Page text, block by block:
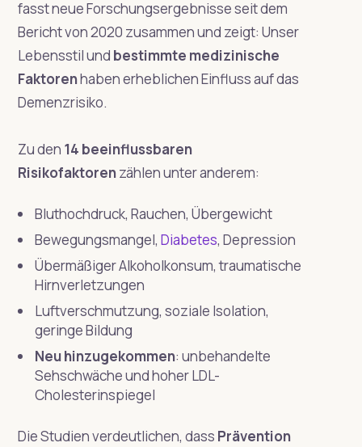
fasst neue Forschungsergebnisse seit dem
Bericht von 2020 zusammen und zeigt: Unser
Lebensstil und bestimmte medizinische
Faktorenhaben erheblichen Einfluss auf das
Demenzrisiko.
Zu den 14 beeinflussbaren
Risikofaktorenzählen unter anderem:
Bluthochdruck, Rauchen, Übergewicht
Bewegungsmangel, Diabetes, Depression
Übermäßiger Alkoholkonsum, traumatische
Hirnverletzungen
Luftverschmutzung, soziale Isolation,
geringe Bildung
Neu hinzugekommen: unbehandelte
Sehschwäche und hoher LDL-
Cholesterinspiegel
Die Studien verdeutlichen, dass Prävention